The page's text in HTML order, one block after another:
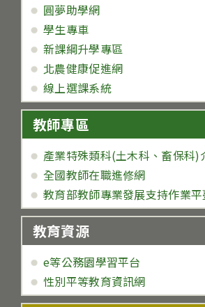
圓夢助學網
學生專車
新課綱升學專區
北農健康促進網
線上選課系統
教師專區
產業特殊類科(土木科、畜保科)
全國教師在職進修網
教育部教師專業發展支持作業平
教育資源
e等公務園學習平台
性別平等教育資訊網